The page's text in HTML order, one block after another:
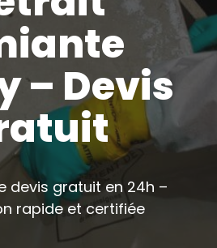
– Devis
devis gratuit en 24h –
rapide et certifiée